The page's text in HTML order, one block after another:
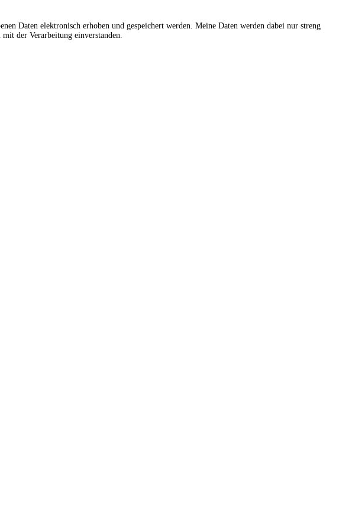
Daten elektronisch erhoben und gespeichert werden. Meine Daten werden dabei nur streng
der Verarbeitung einverstanden.